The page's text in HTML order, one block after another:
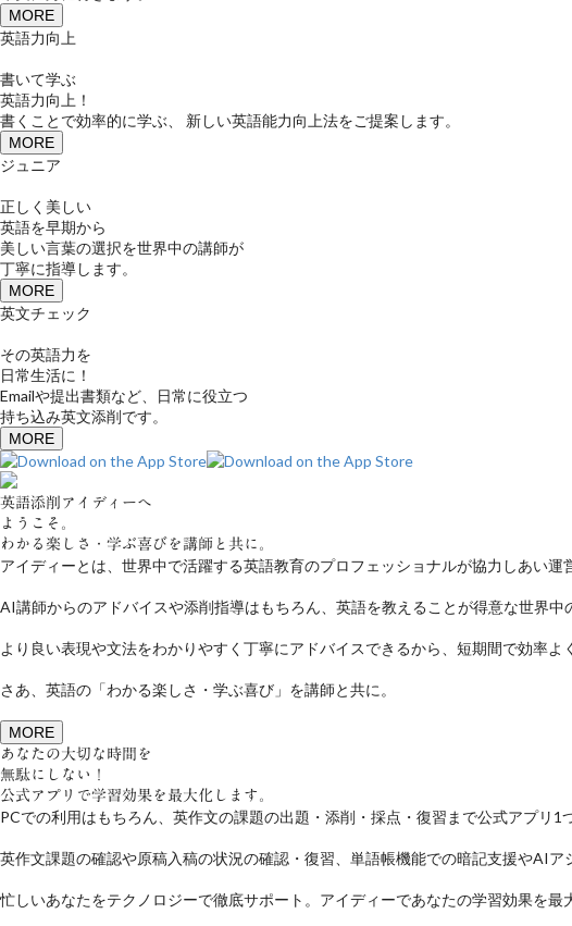
MORE
英語力向上
書いて学ぶ
英語力向上！
書くことで効率的に学ぶ、 新しい英語能力向上法をご提案します。
MORE
ジュニア
正しく美しい
英語を早期から
美しい言葉の選択を世界中の講師が
丁寧に指導します。
MORE
英文チェック
その英語力を
日常生活に！
Emailや提出書類など、日常に役立つ
持ち込み英文添削です。
MORE
英語添削アイディーへ
ようこそ。
わかる楽しさ・学ぶ喜びを講師と共に。
アイディーとは、世界中で活躍する英語教育のプロフェッショナルが協力しあい運
AI講師からのアドバイスや添削指導はもちろん、英語を教えることが得意な世界中
より良い表現や文法をわかりやすく丁寧にアドバイスできるから、短期間で効率よ
さあ、英語の「わかる楽しさ・学ぶ喜び」を講師と共に。
MORE
あなたの大切な時間を
無駄にしない！
公式アプリで学習効果を最大化します。
PCでの利用はもちろん、英作文の課題の出題・添削・採点・復習まで公式アプリ1
英作文課題の確認や原稿入稿の状況の確認・復習、単語帳機能での暗記支援やAI
忙しいあなたをテクノロジーで徹底サポート。アイディーであなたの学習効果を最